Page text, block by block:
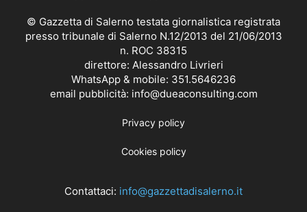
© Gazzetta di Salerno testata giornalistica registrata
presso tribunale di Salerno N.12/2013 del 21/06/2013
n. ROC 38315
direttore: Alessandro Livrieri
WhatsApp & mobile: 351.5646236
email pubblicità: info@dueaconsulting.com
Privacy policy
Cookies policy
Contattaci: info@gazzettadisalerno.it